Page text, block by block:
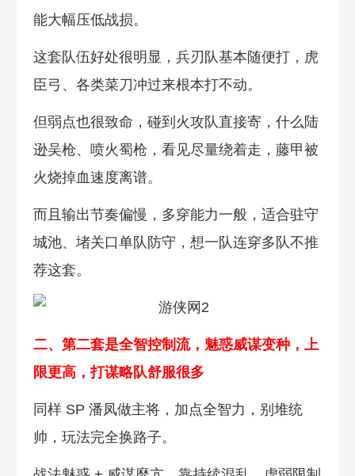
能大幅压低战损。
这套队伍好处很明显，兵刃队基本随便打，虎
臣弓、各类菜刀冲过来根本打不动。
但弱点也很致命，碰到火攻队直接寄，什么陆
逊吴枪、喷火蜀枪，看见尽量绕着走，藤甲被
火烧掉血速度离谱。
而且输出节奏偏慢，多穿能力一般，适合驻守
城池、堵关口单队防守，想一队连穿多队不推
荐这套。
二、第二套是全智控制流，魅惑威谋变种，上
限更高，打谋略队舒服很多
同样 SP 潘凤做主将，加点全智力，别堆统
帅，玩法完全换路子。